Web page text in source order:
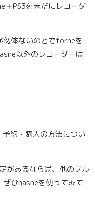
＋PS3を未だにレコーダ
勿体ないのとでtorneを
以外のレコーダーは
約・購入の方法につい
があるならば、他のブル
ひnasneを使ってみて